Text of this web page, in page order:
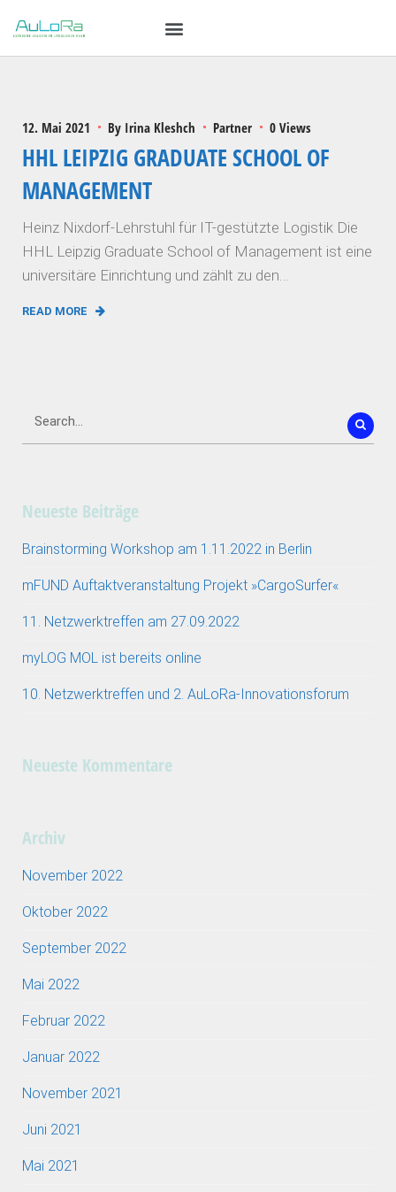
12. Mai 2021 By Irina Kleshch Partner 0 Views
HHL LEIPZIG GRADUATE SCHOOL OF
MANAGEMENT
Heinz Nixdorf-Lehrstuhl für IT-gestützte Logistik Die
HHL Leipzig Graduate School of Management ist eine
universitäre Einrichtung und zählt zu den…
READ MORE
Neueste Beiträge
Brainstorming Workshop am 1.11.2022 in Berlin
mFUND Auftaktveranstaltung Projekt »CargoSurfer«
11. Netzwerktreffen am 27.09.2022
myLOG MOL ist bereits online
10. Netzwerktreffen und 2. AuLoRa-Innovationsforum
Neueste Kommentare
Archiv
November 2022
Oktober 2022
September 2022
Mai 2022
Februar 2022
Januar 2022
November 2021
Juni 2021
Mai 2021